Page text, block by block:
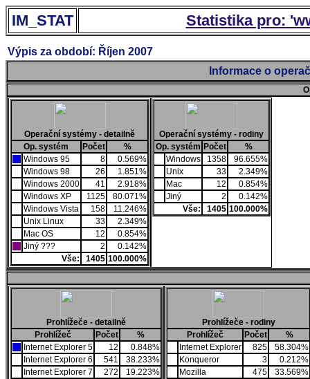
IM_STAT Statistika pro:
Výpis za období: Říjen 2007
Informace o
Operační systémy - detailně
Op. systém
Počet
%
Windows 95
8
0.569%
Windows 98
26
1.851%
Windows 2000
41
2.918%
Windows XP
1125
80.071%
Windows Vista
158
11.246%
Unix Linux
33
2.349%
Mac OS
12
0.854%
Jiný ???
2
0.142%
Vše:
1405 100.000%
Operační systémy - rodiny
Op. systém Počet
%
Windows
1358
96.655%
Unix
33
2.349%
Mac
12
0.854%
Jiný
2
0.142%
Vše:
1405 100.000%
Prohlížeče - detailně
Prohlížeč
Počet
%
Internet Explorer 5
12
0.848%
Internet Explorer 6
541
38.233%
Internet Explorer 7
272
19.223%
Prohlížeče - rodiny
Prohlížeč
Počet
%
Internet Explorer
825
58.304%
Konqueror
3
0.212%
Mozilla
475
33.569%